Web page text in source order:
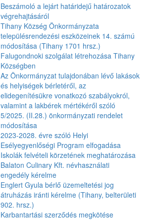
Beszámoló a lejárt határidejű határozatok
végrehajtásáról
Tihany Község Önkormányzata
településrendezési eszközeinek 14. számú
módosítása (Tihany 1701 hrsz.)
Falugondnoki szolgálat létrehozása Tihany
Községben
Az Önkormányzat tulajdonában lévő lakások
és helyiségek bérletéről, az
elidegenítésükre vonatkozó szabályokról,
valamint a lakbérek mértékéről szóló
5/2025. (II.28.) önkormányzati rendelet
módosítása
2023-2028. évre szóló Helyi
Esélyegyenlőségi Program elfogadása
Iskolák felvételi körzetének meghatározása
Balaton Culinary Kft. névhasználati
engedély kérelme
Englert Gyula bérlő üzemeltetési jog
átruházás iránti kérelme (Tihany, belterületi
902. hrsz.)
Karbantartási szerződés megkötése